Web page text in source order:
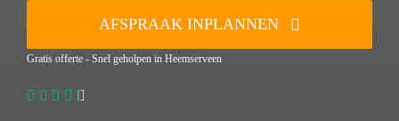
AFSPRAAK INPLANNEN
Gratis offerte - Snel geholpen in Heemserveen